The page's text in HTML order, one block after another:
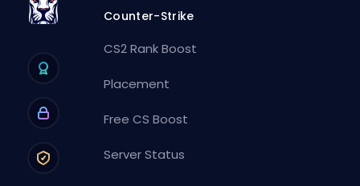
Counter-Strike
CS2 Rank Boost
Placement
Free CS Boost
Server Status